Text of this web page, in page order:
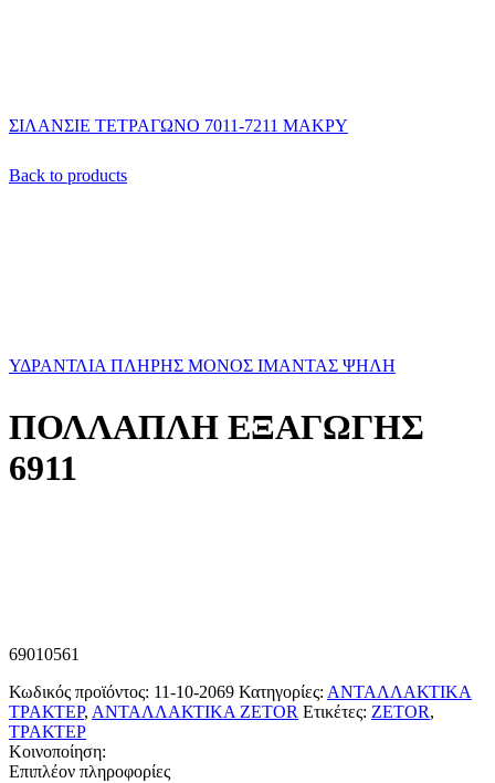
ΣΙΛΑΝΣΙΕ ΤΕΤΡΑΓΩΝΟ 7011-7211 ΜΑΚΡΥ
Back to products
ΥΔΡΑΝΤΛΙΑ ΠΛΗΡΗΣ ΜΟΝΟΣ ΙΜΑΝΤΑΣ ΨΗΛΗ
ΠΟΛΛΑΠΛΗ ΕΞΑΓΩΓΗΣ
6911
69010561
Κωδικός προϊόντος: 11-10-2069 Κατηγορίες: ΑΝΤΑΛΛΑΚΤΙΚΑ
ΤΡΑΚΤΕΡ, ΑΝΤΑΛΛΑΚΤΙΚΑ ZETOR Ετικέτες: ZETOR,
ΤΡΑΚΤΕΡ
Κοινοποίηση:
Επιπλέον πληροφορίες